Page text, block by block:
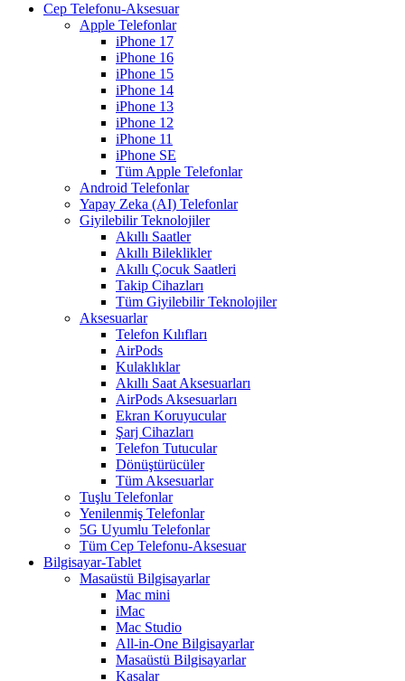
Cep Telefonu-Aksesuar
Apple Telefonlar
iPhone 17
iPhone 16
iPhone 15
iPhone 14
iPhone 13
iPhone 12
iPhone 11
iPhone SE
Tüm Apple Telefonlar
Android Telefonlar
Yapay Zeka (AI) Telefonlar
Giyilebilir Teknolojiler
Akıllı Saatler
Akıllı Bileklikler
Akıllı Çocuk Saatleri
Takip Cihazları
Tüm Giyilebilir Teknolojiler
Aksesuarlar
Telefon Kılıfları
AirPods
Kulaklıklar
Akıllı Saat Aksesuarları
AirPods Aksesuarları
Ekran Koruyucular
Şarj Cihazları
Telefon Tutucular
Dönüştürücüler
Tüm Aksesuarlar
Tuşlu Telefonlar
Yenilenmiş Telefonlar
5G Uyumlu Telefonlar
Tüm Cep Telefonu-Aksesuar
Bilgisayar-Tablet
Masaüstü Bilgisayarlar
Mac mini
iMac
Mac Studio
All-in-One Bilgisayarlar
Masaüstü Bilgisayarlar
Kasalar